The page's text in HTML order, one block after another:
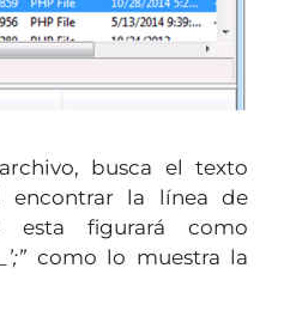
busca el texto
encontrar la línea de
esta figurará como
como lo muestra la